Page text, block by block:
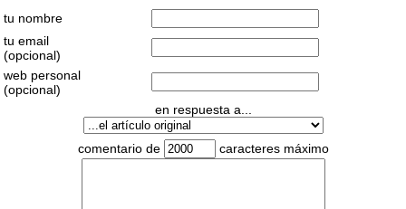
tu nombre
tu email
(opcional)
web personal
(opcional)
en respuesta a...
comentario de caracteres máximo